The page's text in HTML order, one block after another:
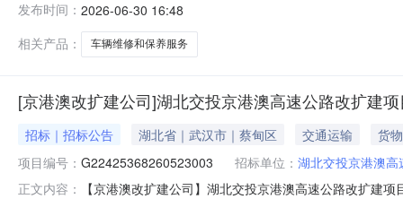
G22425368260523003)进行采购，因下载采购文件的供
败。特此公告！采购人：湖
发布时间： 2026-06-30 16:48
相关产品：
车辆维修和保养服务
[京港澳改扩建公司]湖北交投京港澳高速公路改扩建
招标｜招标公告 湖北省｜武汉市｜蔡甸区 交通运输
货物
项目编号： G22425368260523003 招标单位： 湖北交投京港澳
正文内容：
【京港澳改扩建公司】湖北交投京港澳高速公路改扩建